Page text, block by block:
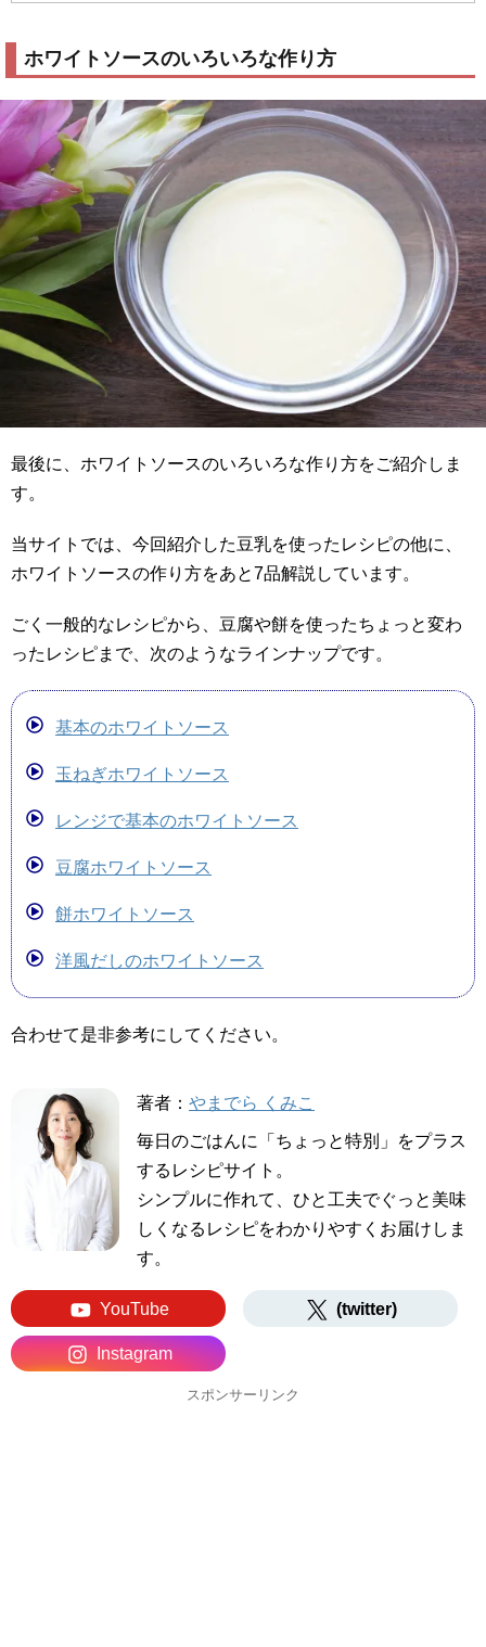
ホワイトソースのいろいろな作り方
最後に、ホワイトソースのいろいろな作り方をご紹介しま
す。
当サイトでは、今回紹介した豆乳を使ったレシピの他に、
ホワイトソースの作り方をあと7品解説しています。
ごく一般的なレシピから、豆腐や餅を使ったちょっと変わ
ったレシピまで、次のようなラインナップです。
基本のホワイトソース
玉ねぎホワイトソース
レンジで基本のホワイトソース
豆腐ホワイトソース
餅ホワイトソース
洋風だしのホワイトソース
合わせて是非参考にしてください。
著者： やまでら くみこ
毎日のごはんに「ちょっと特別」をプラス
するレシピサイト。
シンプルに作れて、ひと工夫でぐっと美味
しくなるレシピをわかりやすくお届けしま
す。
YouTube (twitter)
Instagram
スポンサーリンク